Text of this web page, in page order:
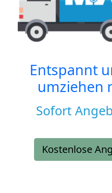
Entspannt
umziehen
Sofort
Kostenlose